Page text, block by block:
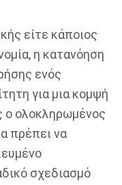
είτε κάποιος
η κατανόηση
ενός
για μια κομψή
ο ολοκληρωμένος
πρέπει να
σχεδιασμό